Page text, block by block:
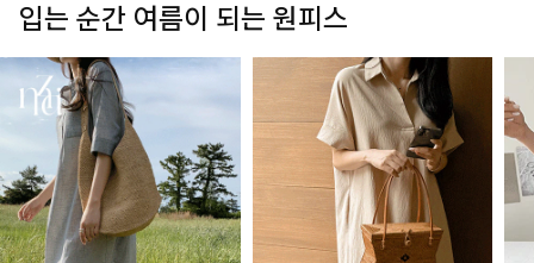
입는 순간 여름이 되는 원피스